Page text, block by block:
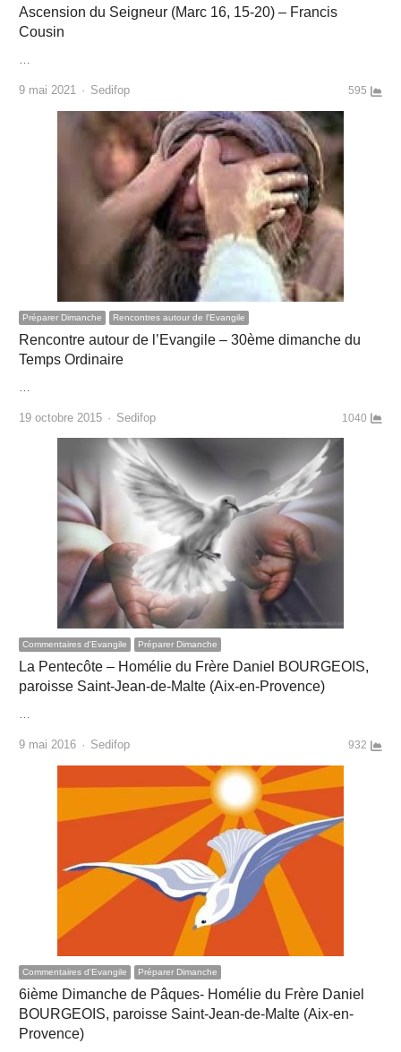
Ascension du Seigneur (Marc 16, 15-20) – Francis
Cousin
9 mai 2021 Author
Sedifop 595
Préparer Dimanche Rencontres autour de l'Evangile
Rencontre autour de l’Evangile – 30ème dimanche du
Temps Ordinaire
19 octobre 2015 Author
Sedifop 1040
Commentaires d'Evangile Préparer Dimanche
La Pentecôte – Homélie du Frère Daniel BOURGEOIS,
paroisse Saint-Jean-de-Malte (Aix-en-Provence)
…
9 mai 2016 Author
Sedifop 932
Commentaires d'Evangile Préparer Dimanche
6ième Dimanche de Pâques- Homélie du Frère Daniel
BOURGEOIS, paroisse Saint-Jean-de-Malte (Aix-en-
Provence)